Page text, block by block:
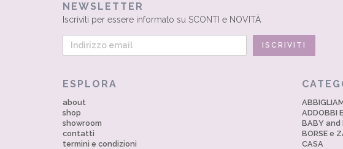
NEWSLETTER
Iscriviti per essere informato su SCONTI e NOVITÀ
ESPLORA
about
shop
showroom
contatti
termini e condizioni
ADDOBBI
BABY and
BORSE e
CASA